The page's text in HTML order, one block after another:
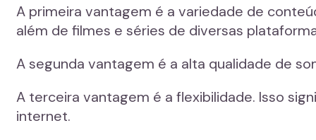
A primeira vantagem é a variedade de
além de filmes e séries de diversas
A segunda vantagem é a alta qualidade de
A terceira vantagem é a flexibilidade. Isso
internet.